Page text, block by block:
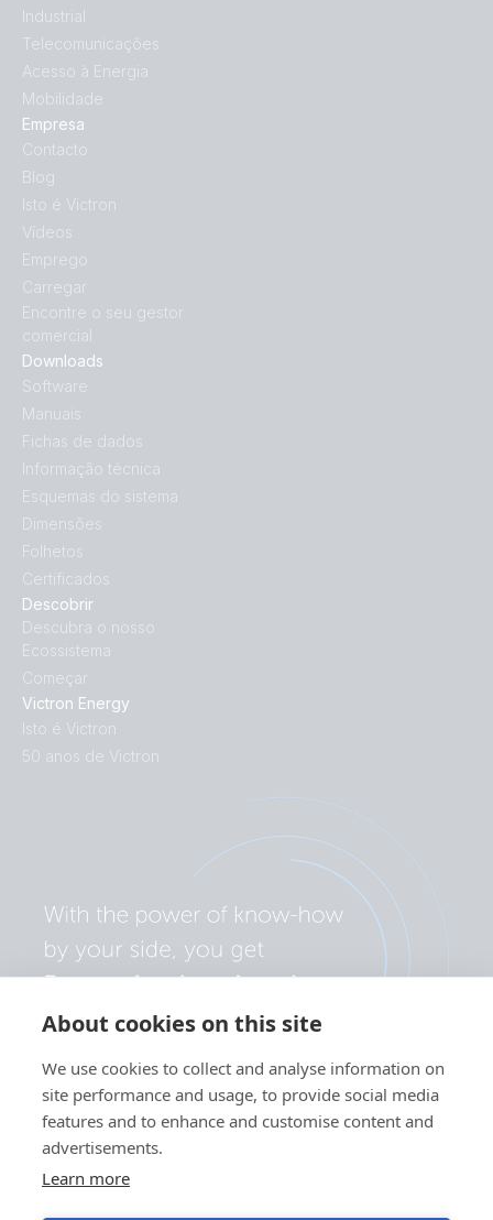
About cookies on this site
We use cookies to collect and analyse information on
site performance and usage, to provide social media
features and to enhance and customise content and
advertisements.
Learn more
Descobrir
Descubra o nosso
Ecossistema
Começar
Victron Energy
Isto é Victron
50 anos de Victron
Downloads
Software
Manuais
Fichas de dados
Informação técnica
Esquemas do sistema
Dimensões
Folhetos
Certificados
Industrial
Telecomunicações
Acesso à Energia
Mobilidade
Empresa
Contacto
Blog
Isto é Victron
Vídeos
Emprego
Carregar
Encontre o seu gestor
comercial